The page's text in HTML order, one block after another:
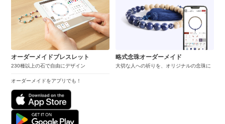
オーダーメイドブレスレット
230種以上の石で自由にデザイン
オーダーメイドをアプリでも！
略式念珠オーダーメイド
大切な人への祈りを、オリジナルの念珠に